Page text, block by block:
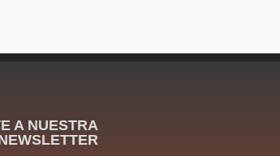
A NUESTRA